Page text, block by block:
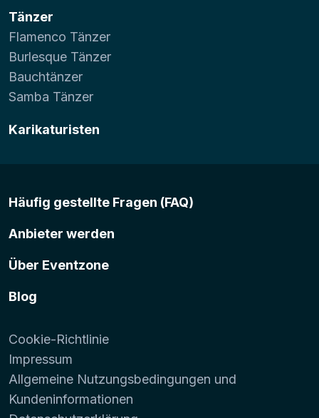
Tänzer
Flamenco Tänzer
Burlesque Tänzer
Bauchtänzer
Samba Tänzer
Karikaturisten
Häufig gestellte Fragen (FAQ)
Anbieter werden
Über Eventzone
Blog
Cookie-Richtlinie
Impressum
Allgemeine Nutzungsbedingungen und
Kundeninformationen